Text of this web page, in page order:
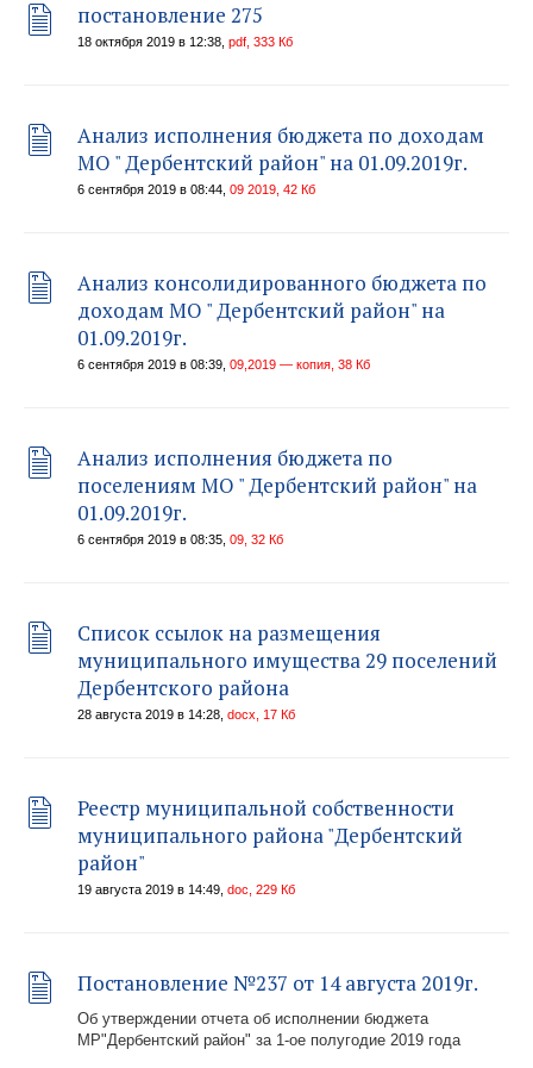
постановление 275
18 октября 2019 в 12:38, pdf, 333 Кб
Анализ исполнения бюджета по доходам
МО " Дербентский район" на 01.09.2019г.
6 сентября 2019 в 08:44, 09 2019, 42 Кб
Анализ консолидированного бюджета по
доходам МО " Дербентский район" на
01.09.2019г.
6 сентября 2019 в 08:39, 09,2019 — копия, 38 Кб
Анализ исполнения бюджета по
поселениям МО " Дербентский район" на
01.09.2019г.
6 сентября 2019 в 08:35, 09, 32 Кб
Список ссылок на размещения
муниципального имущества 29 поселений
Дербентского района
28 августа 2019 в 14:28, docx, 17 Кб
Реестр муниципальной собственности
муниципального района "Дербентский
район"
19 августа 2019 в 14:49, doc, 229 Кб
Постановление №237 от 14 августа 2019г.
Об утверждении отчета об исполнении бюджета
МР"Дербентский район" за 1-ое полугодие 2019 года